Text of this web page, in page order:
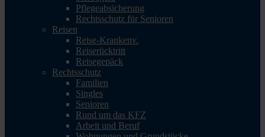
Pflegeabsicherung
Rechtsschutz für Senioren
Reisen
Reise-Krankenv.
Reiserücktritt
Reisegepäck
Rechtsschutz
Familien
Singles
Senioren
Rund um das KFZ
Arbeit und Beruf